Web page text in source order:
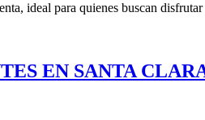
ideal para quienes buscan
EN SANTA